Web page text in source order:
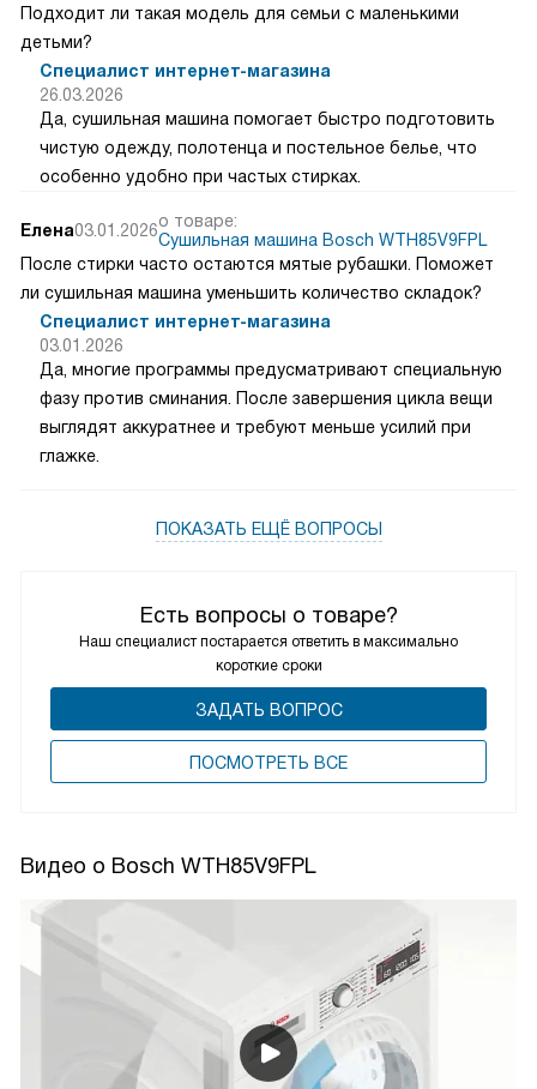
Есть вопросы о товаре?
Наш специалист постарается ответить в максимально
короткие сроки
ЗАДАТЬ ВОПРОС
ПОCМОТРЕТЬ ВСЕ
Подходит ли такая модель для семьи с маленькими
детьми?
Специалист интернет-магазина
26.03.2026
Да, сушильная машина помогает быстро подготовить
чистую одежду, полотенца и постельное белье, что
особенно удобно при частых стирках.
Елена03.01.2026о товаре:
Сушильная машина Bosch WTH85V9FPL
После стирки часто остаются мятые рубашки. Поможет
ли сушильная машина уменьшить количество складок?
Специалист интернет-магазина
03.01.2026
Да, многие программы предусматривают специальную
фазу против сминания. После завершения цикла вещи
выглядят аккуратнее и требуют меньше усилий при
глажке.
ПОКАЗАТЬ ЕЩЁ ВОПРОСЫ
Видео о Bosch WTH85V9FPL